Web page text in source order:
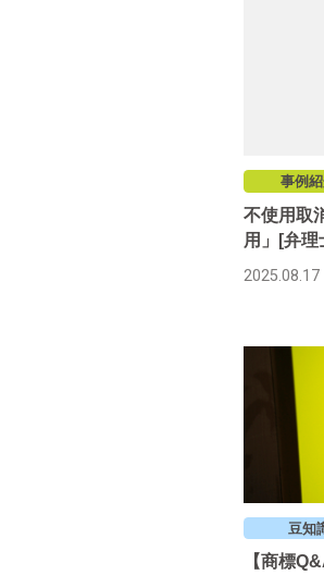
事例
不使用取
用」[弁理
2025.08.17
豆知
【商標